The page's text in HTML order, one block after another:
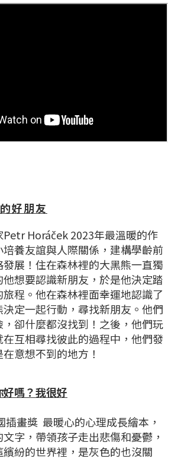
好朋友
Petr Horáček 2023年最溫暖的作
養友誼與人際關係，建構學齡前
展！住在森林裡的大黑熊一直獨
他想要認識新朋友，於是他決定踏
程。他在森林裡面幸運地認識了
定一起行動，尋找新朋友。他們
卻什麼都沒找到！之後，他們玩
互相尋找彼此的過程中，他們發
意想不到的地方！
嗎？我很好
插畫獎 最暖心的心理成長繪本，
字，帶領孩子走出悲傷和憂鬱，
紛的世界裡，是灰色的也沒關